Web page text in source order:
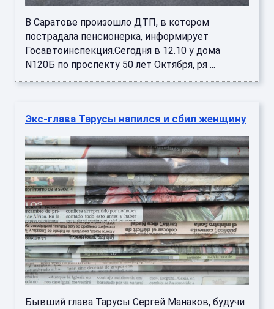
В Саратове произошло ДТП, в котором
пострадала пенсионерка, информирует
Госавтоинспекция.Сегодня в 12.10 у дома
N120Б по проспекту 50 лет Октября, ря ...
Экс-глава Тарусы напился и сбил женщину
Бывший глава Тарусы Сергей Манаков, будучи